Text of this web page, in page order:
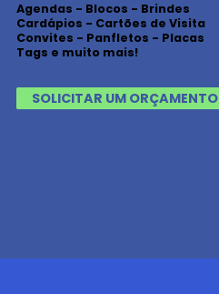
Agendas - Blocos - Brindes
Cardápios - Cartões de Visita
Convites - Panfletos - Placas
Tags e muito mais!
SOLICITAR UM ORÇAMENTO